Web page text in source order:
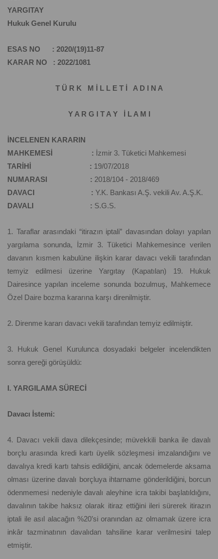
YARGITAY
Hukuk Genel Kurulu
ESAS NO : 2020/(19)11-87
KARAR NO : 2022/1081
T Ü R K M İ L L E T İ A D I N A
Y A R G I T A Y İ L A M I
İNCELENEN KARARIN
MAHKEMESİ : İzmir 3. Tüketici Mahkemesi
TARİHİ : 19/07/2018
NUMARASI : 2018/104 - 2018/469
DAVACI : Y.K. Bankası A.Ş. vekili Av. A.Ş.K.
DAVALI : S.G.S.
1. Taraflar arasındaki “itirazın iptali” davasından dolayı yapılan
yargılama sonunda, İzmir 3. Tüketici Mahkemesince verilen
davanın kısmen kabulüne ilişkin karar davacı vekili tarafından
temyiz edilmesi üzerine Yargıtay (Kapatılan) 19. Hukuk
Dairesince yapılan inceleme sonunda bozulmuş, Mahkemece
Özel Daire bozma kararına karşı direnilmiştir.
2. Direnme kararı davacı vekili tarafından temyiz edilmiştir.
3. Hukuk Genel Kurulunca dosyadaki belgeler incelendikten
sonra gereği görüşüldü:
I. YARGILAMA SÜRECİ
Davacı İstemi:
4. Davacı vekili dava dilekçesinde; müvekkili banka ile davalı
borçlu arasında kredi kartı üyelik sözleşmesi imzalandığını ve
davalıya kredi kartı tahsis edildiğini, ancak ödemelerde aksama
olması üzerine davalı borçluya ihtarname gönderildiğini, borcun
ödenmemesi nedeniyle davalı aleyhine icra takibi başlatıldığını,
davalının takibe haksız olarak itiraz ettiğini ileri sürerek itirazın
iptali ile asıl alacağın %20’si oranından az olmamak üzere icra
inkâr tazminatının davalıdan tahsiline karar verilmesini talep
etmiştir.